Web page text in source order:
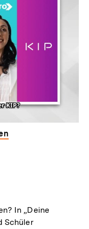
In „Deine
Schüler